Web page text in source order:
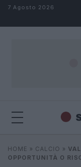
Salta al contenuto
7 Agosto 2026
Cerca
HOME » CALCIO »
OPPORTUNITÀ O